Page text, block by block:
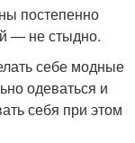
постепенно
— не стыдно.
себе модные
одеваться и
себя при этом